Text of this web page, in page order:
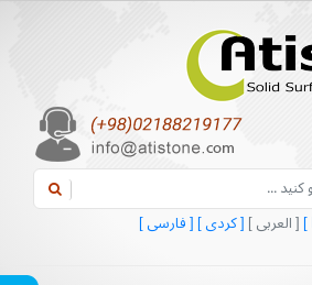
[ العربی ][ کردی ][ فارسی ]